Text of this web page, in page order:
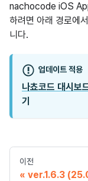
nachocode iOS
하려면 아래 경로에
니다.
업데이트 적용
나쵸코드 대시보
기
이전
ver.1.6.3